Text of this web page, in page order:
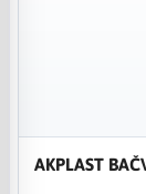
AKPLAST